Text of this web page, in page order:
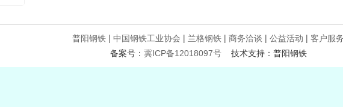
普阳钢铁 | 中国钢铁工业协会 | 兰格钢铁 | 商务洽谈 | 公益活动 | 客户服
备案号： 冀ICP备12018097号技术支持：普阳钢铁